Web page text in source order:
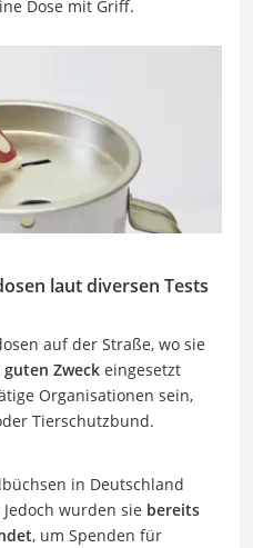
Dose mit Griff.
laut diversen Tests
auf der Straße, wo sie
Zweck eingesetzt
Organisationen sein,
Tierschutzbund.
in Deutschland
wurden sie bereits
, um Spenden für